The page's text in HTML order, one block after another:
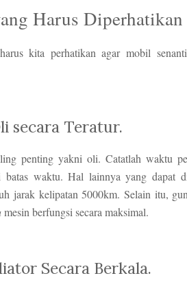
Harus
kita perhatikan agar mobil
secara Teratur.
penting yakni oli. Catatlah waktu
batas waktu. Hal lainnya yang dapat
jarak kelipatan 5000km. Selain itu,
mesin berfungsi secara maksimal.
Secara Berkala.